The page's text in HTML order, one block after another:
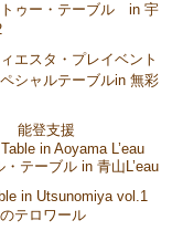
トゥー・テーブル in 宇
エスタ・プレイベント
シャルテーブルin 無彩
能登支援
in Aoyama L’eau
・テーブル in 青山L’eau
in Utsunomiya vol.1
テロワール